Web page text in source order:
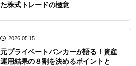
た株式トレードの極意
2026.05.15
元プライベートバンカーが語る！資産
運用結果の８割を決めるポイントと